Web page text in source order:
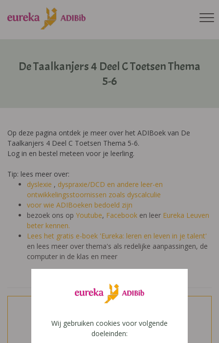
De Taalkanjers 4 Deel C Toetsen Thema
5-6
Op deze pagina ontdek je meer over het ADIBoek van De
Taalkanjers 4 Deel C Toetsen Thema 5-6.
Log in en bestel meteen voor je leerling.
Tip: lees meer over:
dyslexie , dyspraxie/DCD en andere leer-en
ontwikkelingsstoornissen zoals dyscalculie
voor wie ADIBoeken bedoeld zijn
bezoek ons op Youtube, Facebook en leer Eureka Leuven
beter kennen.
Lees het gratis e-boek 'Eureka: leren en leven in je talent'
en lees meer over thema's als redelijke aanpassingen, de
computer in de klas en meer
Wij gebruiken cookies voor volgende
doeleinden: